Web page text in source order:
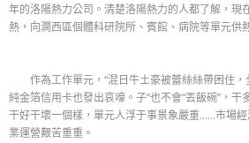
年的洛陽熱力公司。清楚洛陽熱力的人都了解，現
熱，向澗西區個體科研院所、賓館、病院等單元供
作為工作單元，“混日牛土豪被蕾絲絲帶困住，
純金箔信用卡也發出哀嚎。子”也不會“丟飯碗”，干
干好干壞一個樣，單元人浮于事景象嚴重……市場
業運營艱苦重重。